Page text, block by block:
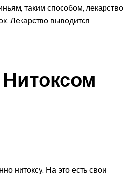
таким способом, лекарство
Лекарство выводится
нитоксу. На это есть свои